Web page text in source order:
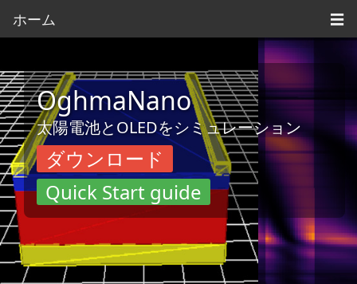
ホーム ☰
OghmaNano
太陽電池とOLEDをシミュレーション
ダウンロード
Quick Start guide